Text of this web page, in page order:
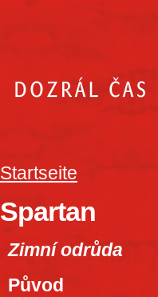
Startseite
Spartan
Zimní odrůda
Původ